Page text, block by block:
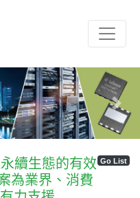
Next
Go List
續生態的有效
為業界、消費